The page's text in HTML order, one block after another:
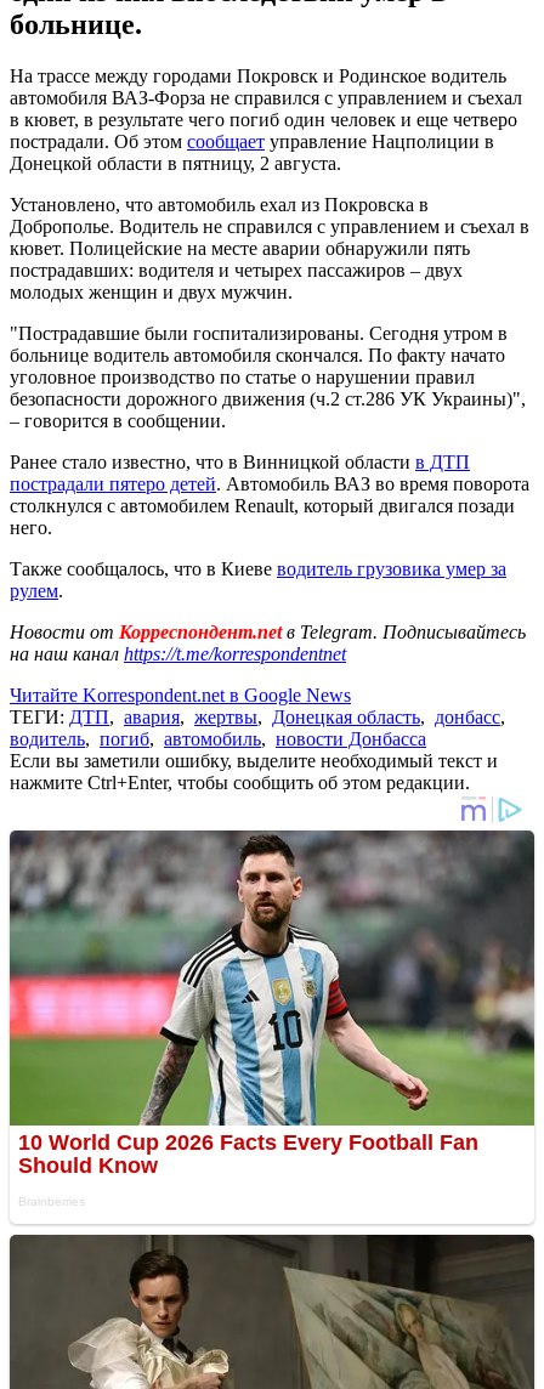
больнице.
На трассе между городами Покровск и Родинское водитель
автомобиля ВАЗ-Форза не справился с управлением и съехал
в кювет, в результате чего погиб один человек и еще четверо
пострадали. Об этом сообщает управление Нацполиции в
Донецкой области в пятницу, 2 августа.
Установлено, что автомобиль ехал из Покровска в
Доброполье. Водитель не справился с управлением и съехал в
кювет. Полицейские на месте аварии обнаружили пять
пострадавших: водителя и четырех пассажиров – двух
молодых женщин и двух мужчин.
"Пострадавшие были госпитализированы. Сегодня утром в
больнице водитель автомобиля скончался. По факту начато
уголовное производство по статье о нарушении правил
безопасности дорожного движения (ч.2 ст.286 УК Украины)",
– говорится в сообщении.
Ранее стало известно, что в Винницкой области в ДТП
пострадали пятеро детей. Автомобиль ВАЗ во время поворота
столкнулся с автомобилем Renault, который двигался позади
него.
Также сообщалось, что в Киеве водитель грузовика умер за
рулем.
Новости от Корреспондент.netв Telegram. Подписывайтесь
на наш канал https://t.me/korrespondentnet
Читайте Korrespondent.net в Google News
ТЕГИ: ДТП, авария, жертвы, Донецкая область, донбасс,
водитель, погиб, автомобиль, новости Донбасса
Если вы заметили ошибку, выделите необходимый текст и
нажмите Ctrl+Enter, чтобы сообщить об этом редакции.